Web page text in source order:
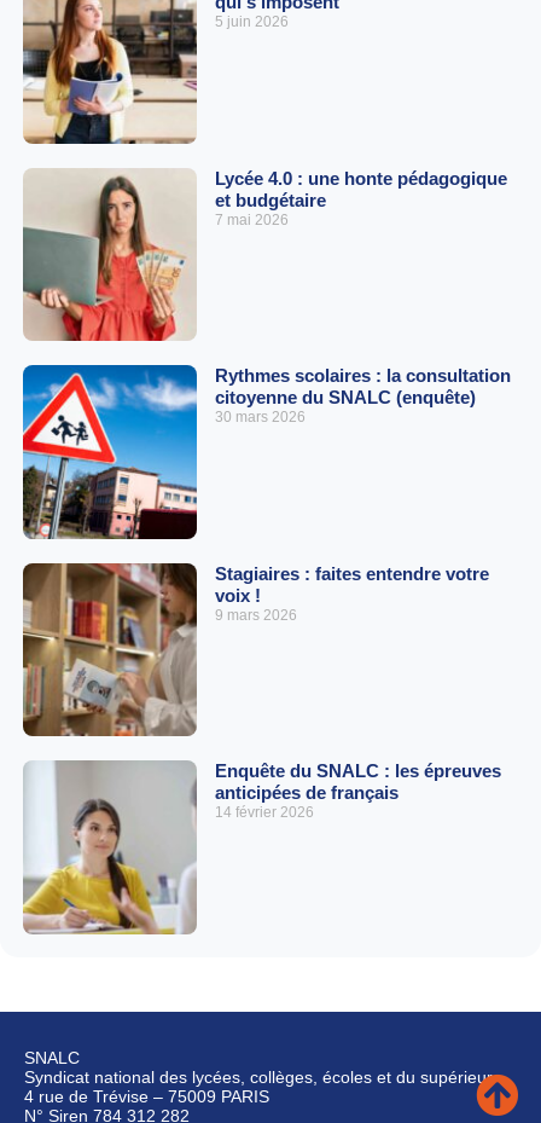
5 juin 2026
Lycée 4.0 : une honte pédagogique
et budgétaire
7 mai 2026
Rythmes scolaires : la consultation
citoyenne du SNALC (enquête)
30 mars 2026
Stagiaires : faites entendre votre
voix !
9 mars 2026
Enquête du SNALC : les épreuves
anticipées de français
14 février 2026
SNALC
Syndicat national des lycées, collèges, écoles et du supérieur
4 rue de Trévise – 75009 PARIS
N° Siren 784 312 282